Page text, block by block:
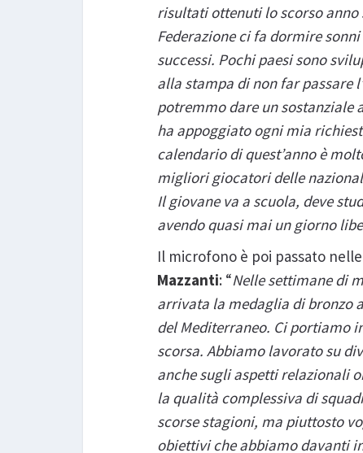
risultati ottenuti lo scorso anno
Federazione ci fa dormire
successi. Pochi paesi sono
alla stampa di non far passare
potremmo dare un sostanziale
ha appoggiato ogni mia
calendario di quest’anno è
migliori giocatori delle
Il giovane va a scuola, deve
avendo quasi mai un giorno
Il microfono è poi passato
Mazzanti: “Nelle settimane di
arrivata la medaglia di bronzo
del Mediterraneo. Ci portiamo
scorsa. Abbiamo lavorato su
anche sugli aspetti relazionali
la qualità complessiva di
scorse stagioni, ma piuttosto
obiettivi che abbiamo davanti